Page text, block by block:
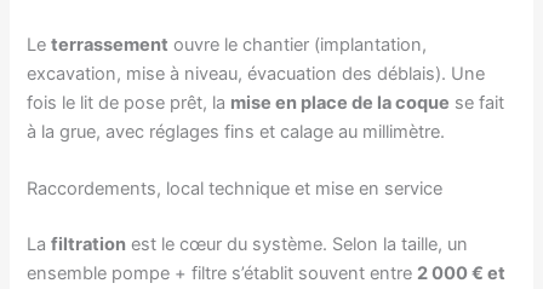
Leterrassement ouvre le chantier (implantation,
excavation, mise à niveau, évacuation des déblais). Une
fois le lit de pose prêt, la mise en place de la coque se fait
à la grue, avec réglages fins et calage au millimètre.
Raccordements, local technique et mise en service
Lafiltration est le cœur du système. Selon la taille, un
ensemble pompe + filtre s’établit souvent entre 2 000 € et